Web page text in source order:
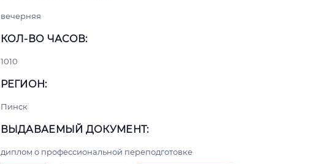
вечерняя
КОЛ-ВО ЧАСОВ:
1010
РЕГИОН:
Пинск
ВЫДАВАЕМЫЙ ДОКУМЕНТ:
диплом о профессиональной переподготовке